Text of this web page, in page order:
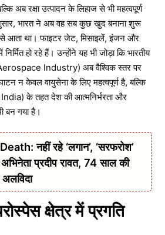
अब रक्षा उत्पादन के लिहाज से भी महत्वपूर्ण
भारत ने अब वह सब कुछ खुद बनाना शुरू
से आता था। फाइटर जेट, मिसाइलें, इंजन और
हो रहे हैं। उन्होंने यह भी जोड़ा कि भारतीय
Industry) अब वैश्विक स्तर पर
न केवल वायुसेना के लिए महत्वपूर्ण है, बल्कि
India) के तहत देश की आत्मनिर्भरता और
बन गया है।
नहीं रहे ‘लगान’, ‘सरफरोश’
प्रदीप रावत, 74 साल की
क्षेत्र में प्रगति